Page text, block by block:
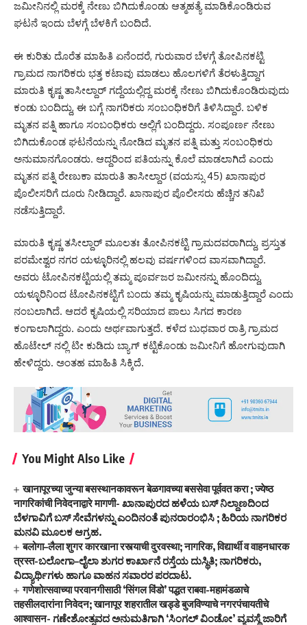
ಜಮೀನಿನಲ್ಲಿ ಮರಕ್ಕೆ ನೇಣು ಬಿಗಿದುಕೊಂಡು ಆತ್ಮಹತ್ಯೆ ಮಾಡಿಕೊಂಡಿರುವ
ಘಟನೆ ಇಂದು ಬೆಳಗ್ಗೆ ಬೆಳಕಿಗೆ ಬಂದಿದೆ.
ಈ ಕುರಿತು ದೊರೆತ ಮಾಹಿತಿ ಏನೆಂದರೆ, ಗುರುವಾರ ಬೆಳಗ್ಗೆ ತೋಪಿನಕಟ್ಟಿ
ಗ್ರಾಮದ ನಾಗರಿಕರು ಭತ್ತ ಕಟಾವು ಮಾಡಲು ಹೊಲಗಳಿಗೆ ತೆರಳುತ್ತಿದ್ದಾಗ
ಮಾರುತಿ ಕೃಷ್ಣ ತಾಸೀಲ್ದಾರ್ ಗದ್ದೆಯಲ್ಲಿದ್ದ ಮರಕ್ಕೆ ನೇಣು ಬಿಗಿದುಕೊಂಡಿರುವುದು
ಕಂಡು ಬಂದಿದ್ದು, ಈ ಬಗ್ಗೆ ನಾಗರಿಕರು ಸಂಬಂಧಿಕರಿಗೆ ತಿಳಿಸಿದ್ದಾರೆ. ಬಳಿಕ
ಮೃತನ ಪತ್ನಿ ಹಾಗೂ ಸಂಬಂಧಿಕರು ಅಲ್ಲಿಗೆ ಬಂದಿದ್ದರು. ಸಂಪೂರ್ಣ ನೇಣು
ಬಿಗಿದುಕೊಂಡ ಘಟನೆಯನ್ನು ನೋಡಿದ ಮೃತನ ಪತ್ನಿ ಮತ್ತು ಸಂಬಂಧಿಕರು
ಅನುಮಾನಗೊಂಡರು. ಆದ್ದರಿಂದ ಪತಿಯನ್ನು ಕೊಲೆ ಮಾಡಲಾಗಿದೆ ಎಂದು
ಮೃತನ ಪತ್ನಿ ರೇಣುಕಾ ಮಾರುತಿ ತಾಸೀಲ್ದಾರ (ವಯಸ್ಸು 45) ಖಾನಾಪುರ
ಪೊಲೀಸರಿಗೆ ದೂರು ನೀಡಿದ್ದಾರೆ. ಖಾನಾಪುರ ಪೊಲೀಸರು ಹೆಚ್ಚಿನ ತನಿಖೆ
ನಡೆಸುತ್ತಿದ್ದಾರೆ.
ಮಾರುತಿ ಕೃಷ್ಣ ತಸೀಲ್ದಾರ್ ಮೂಲತಃ ತೋಪಿನಕಟ್ಟಿ ಗ್ರಾಮದವರಾಗಿದ್ದು, ಪ್ರಸ್ತುತ
ಪರಮೇಶ್ವರ ನಗರ ಯಳ್ಳೂರಿನಲ್ಲಿ ಹಲವು ವರ್ಷಗಳಿಂದ ವಾಸವಾಗಿದ್ದಾರೆ.
ಅವರು ಟೋಪಿನಕಟ್ಟಿಯಲ್ಲಿ ತಮ್ಮ ಪೂರ್ವಜರ ಜಮೀನನ್ನು ಹೊಂದಿದ್ದು,
ಯಳ್ಳೂರಿನಿಂದ ಟೋಪಿನಕಟ್ಟಿಗೆ ಬಂದು ತಮ್ಮ ಕೃಷಿಯನ್ನು ಮಾಡುತ್ತಿದ್ದಾರೆ ಎಂದು
ನಂಬಲಾಗಿದೆ. ಆದರೆ ಕೃಷಿಯಲ್ಲಿ ಸರಿಯಾದ ಪಾಲು ಸಿಗದ ಕಾರಣ
ಕಂಗಾಲಾಗಿದ್ದರು. ಎಂದು ಅರ್ಥವಾಗುತ್ತದೆ. ಕಳೆದ ಬುಧವಾರ ರಾತ್ರಿ ಗ್ರಾಮದ
ಹೊಟೇಲ್ ನಲ್ಲಿ ಟೀ ಕುಡಿದು ಬ್ಯಾಗ್ ಕಟ್ಟಿಕೊಂಡು ಜಮೀನಿಗೆ ಹೋಗುವುದಾಗಿ
ಹೇಳಿದ್ದರು. ಅಂತಹ ಮಾಹಿತಿ ಸಿಕ್ಕಿದೆ.
You Might Also Like
खानापूरच्या जुन्या बसस्थानकावरून बेळगावच्या बससेवा पूर्ववत करा ; ज्येष्ठ
नागरिकांची निवेदनाद्वारे मागणी- ಖಾನಾಪುರದ ಹಳೆಯ ಬಸ್ ನಿಲ್ದಾಣದಿಂದ
ಬೆಳಗಾವಿಗೆ ಬಸ್ ಸೇವೆಗಳನ್ನು ಎಂದಿನಂತೆ ಪುನರಾರಂಭಿಸಿ ; ಹಿರಿಯ ನಾಗರಿಕರ
ಮನವಿ ಮೂಲಕ ಆಗ್ರಹ.
बलोगा–लैला शुगर कारखाना रस्त्याची दुरवस्था; नागरिक, विद्यार्थी व वाहनधारक
त्रस्त-ಬಲೋಗಾ–ಲೈಲಾ ಶುಗರ ಕಾರ್ಖಾನೆ ರಸ್ತೆಯ ದುಸ್ಥಿತಿ; ನಾಗರಿಕರು,
ವಿದ್ಯಾರ್ಥಿಗಳು ಹಾಗೂ ವಾಹನ ಸವಾರರ ಪರದಾಟ.
गणेशोत्सवाच्या परवानगीसाठी ‘सिंगल विंडो’ पद्धत राबवा-महामंडळाचे
तहसीलदारांना निवेदन; खानापूर शहरातील खड्डे बुजविण्याचे नगरपंचायतीचे
आश्वासन- ಗಣೇಶೋತ್ಸವದ ಅನುಮತಿಗಾಗಿ ‘ಸಿಂಗಲ್ ವಿಂಡೋ’ ವ್ಯವಸ್ಥೆ ಜಾರಿಗೆ